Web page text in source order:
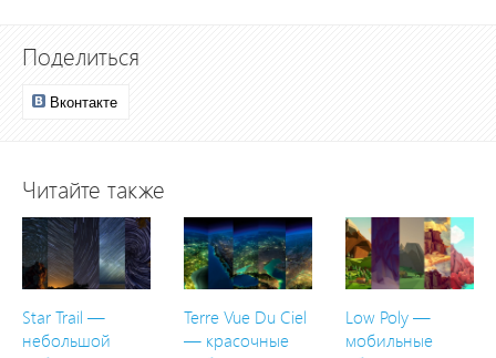
Поделиться
Вконтакте
Читайте также
Star Trail —
небольшой
Terre Vue Du Ciel
— красочные
Low Poly —
мобильные